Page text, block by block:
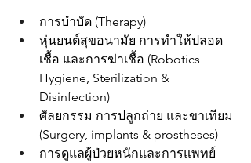
การบำบัด (Therapy)
หุ่นยนต์สุขอนามัย การทำให้ปลอด
เชื้อ และการฆ่าเชื้อ (Robotics
Hygiene, Sterilization &
Disinfection)
ศัลยกรรม การปลูกถ่าย และขาเทียม
(Surgery, implants & prostheses)
การดูแลผู้ป่วยหนักและการแพทย์